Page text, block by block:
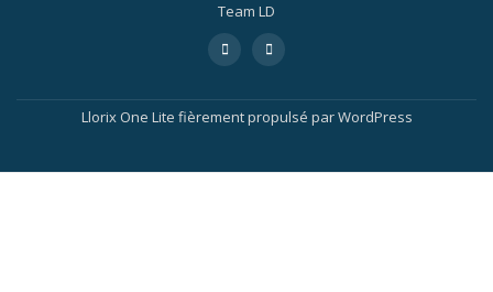
Team LD
Llorix One Lite fièrement propulsé parWordPress